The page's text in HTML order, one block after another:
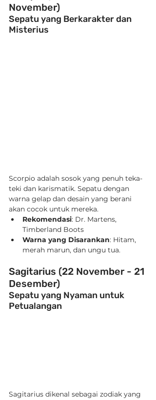
November)
Sepatu yang Berkarakter dan
Misterius
Scorpio adalah sosok yang penuh teka-
teki dan karismatik. Sepatu dengan
warna gelap dan desain yang berani
akan cocok untuk mereka.
Rekomendasi: Dr. Martens,
Timberland Boots
Warna yang Disarankan: Hitam,
merah marun, dan ungu tua.
Sagitarius (22 November - 21
Desember)
Sepatu yang Nyaman untuk
Petualangan
Sagitarius dikenal sebagai zodiak yang